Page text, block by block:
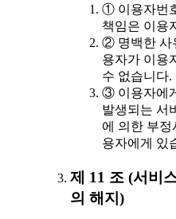
① 이용자번
책임은 이용
② 명백한 사
용자가 이용
수 없습니다.
③ 이용자에
발생되는 서
에 의한 부정
용자에게 있
제 11 조 (서비
의 해지)